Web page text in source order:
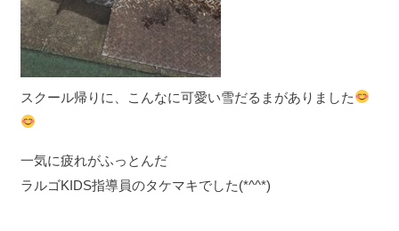
スクール帰りに、こんなに可愛い雪だるまがありました
一気に疲れがふっとんだ
ラルゴKIDS指導員のタケマキでした(*^^*)